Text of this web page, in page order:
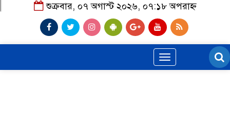
শুক্রবার, ০৭ অগাস্ট ২০২৬, ০৭:১৮ অপরাহ্ন
Toggle
navigation